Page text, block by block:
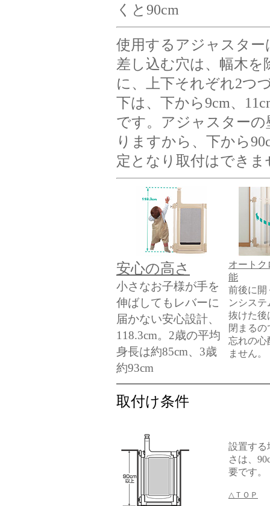
くと90cm
使用するアジャスタ
差し込む穴は、幅木
に、上下それぞれ2つ
下は、下から9cm、
です。アジャスターの
りますから、下から
定となり取付はできま
安心の高さ
小さなお子様が手を
伸ばしてもレバーに
届かない安心設計、
118.3cm。2歳の平均
身長は約85cm、3歳
約93cm
オートク
能
前後に開
ンシステ
抜けた後
閉まるの
忘れの心
ません。
取付け条件
設置する
さは、
要です。
△ＴＯＰ